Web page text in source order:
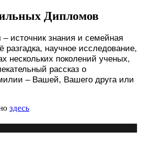
Дипломов
источник знания и семейная
разгадка, научное исследование,
нескольких поколений ученых,
рассказ о
– Вашей, Вашего друга или
здесь